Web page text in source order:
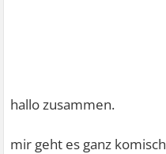
hallo zusammen.
mir geht es ganz